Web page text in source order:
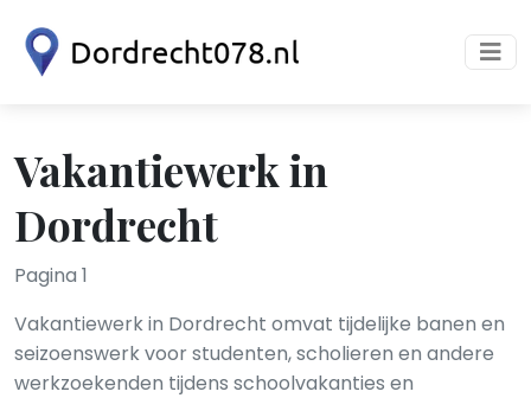
Vakantiewerk in
Dordrecht
Pagina 1
Vakantiewerk in Dordrecht omvat tijdelijke banen en
seizoenswerk voor studenten, scholieren en andere
werkzoekenden tijdens schoolvakanties en